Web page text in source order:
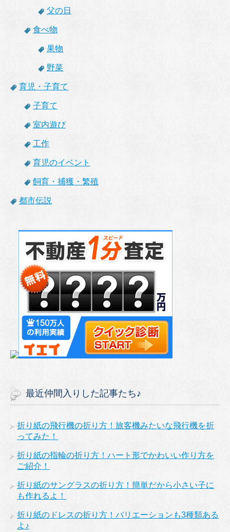
父の日
食べ物
果物
野菜
育児・子育て
子育て
室内遊び
工作
育児のイベント
飼育・捕獲・繁殖
都市伝説
最近仲間入りした記事たち♪
折り紙の飛行機の折り方！旅客機みたいな飛行機を折
ってみた！
折り紙の指輪の折り方！ハート形でかわいい作り方を
ご紹介！
折り紙のサングラスの折り方！簡単だから小さい子に
も作れるよ！
折り紙のドレスの折り方！バリエーションも3種類ある
よ♪